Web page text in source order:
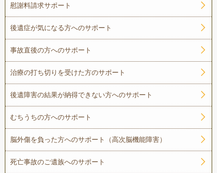
慰謝料請求サポート
後遺症が気になる方へのサポート
事故直後の方へのサポート
治療の打ち切りを受けた方のサポート
後遺障害の結果が納得できない方へのサポート
むちうちの方へのサポート
脳外傷を負った方へのサポート（高次脳機能障害）
死亡事故のご遺族へのサポート